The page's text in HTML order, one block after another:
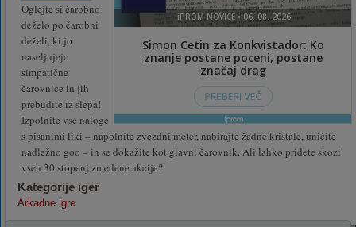
Oglejte si čarobno
deželo po čarobni
deželi, ki jo
naseljujejo
simpatične
čarovnice in jih
prebudite iz slepa!
Izpolnite vse naloge
s pisanimi liki – napolnite zvezdni meter, nabirajte žadne kristale, uničite
nadležno goo – in se dokažite kot glavni čarovnik. Ali lahko pridete skozi
vseh 30 stopenj zmedene akcije?
Kategorije iger
Arkadne igre